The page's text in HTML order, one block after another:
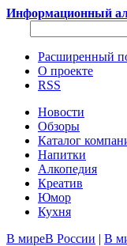
Информационный
Расширенный
О проекте
RSS
Новости
Обзоры
Каталог
Напитки
Алкопедия
Креатив
Юмор
Кухня
В миреВ России | В